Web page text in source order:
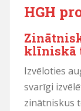
HGH
klīniskā
Izvēloties
svarīgi
zinātniskus